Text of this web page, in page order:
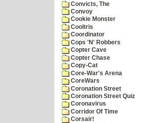
Convicts, The
Convoy
Cookie Monster
Cooltris
Coordinator
Cops 'N' Robbers
Copter Cave
Copter Chase
Copy-Cat
Core-War's Arena
CoreWars
Coronation Street
Coronation Street Quiz
Coronavirus
Corridor Of Time
Corsair!